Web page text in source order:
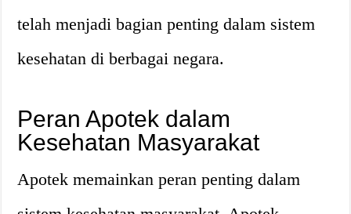
telah menjadi bagian penting dalam sistem
kesehatan di berbagai negara.
Peran Apotek dalam
Kesehatan Masyarakat
Apotek memainkan peran penting dalam